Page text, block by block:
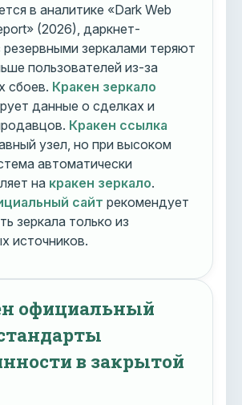
в аналитике «Dark Web
(2026), даркнет-
зеркалами теряют
пользователей из-за
сбоев. Кракен зеркало
данные о сделках и
Кракен ссылка
узел, но при высоком
автоматически
на кракен зеркало.
сайт рекомендует
зеркала только из
источников.
официальный
в закрытой